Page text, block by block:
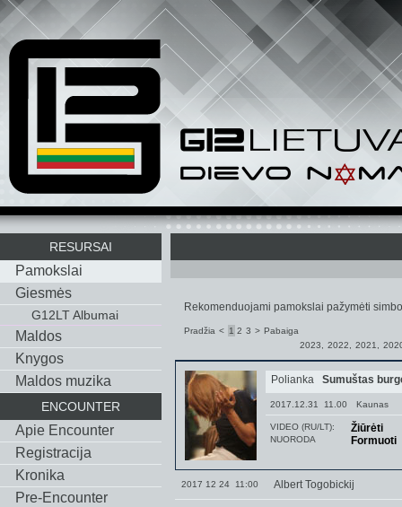
RESURSAI
Pamokslai
Giesmės
G12LT Albumai
Maldos
Knygos
Maldos muzika
ENCOUNTER
Apie Encounter
Registracija
Kronika
Pre-Encounter
Rekomenduojami pamokslai pažymėti
Pradžia < 1 2 3 > Pabaiga
2023
2022 2021
Polianka Sumuštas
2017.12.31 11.00 Kaunas
VIDEO (RU/LT): Žiūrėti
NUORODA Formuoti
2017 12 24 11:00 Albert Togobickij